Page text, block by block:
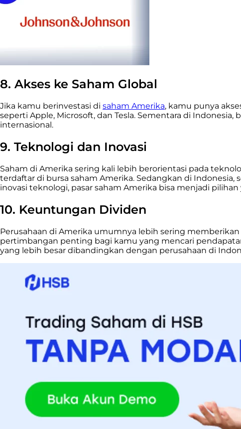
8. Akses ke Saham Global
Jika kamu berinvestasi di saham Amerika, kamu punya
seperti Apple, Microsoft, dan Tesla. Sementara di
internasional.
9. Teknologi dan Inovasi
Saham di Amerika sering kali lebih berorientasi pada
terdaftar di bursa saham Amerika. Sedangkan di
inovasi teknologi, pasar saham Amerika bisa menjadi
10. Keuntungan Dividen
Perusahaan di Amerika umumnya lebih sering
pertimbangan penting bagi kamu yang mencari
yang lebih besar dibandingkan dengan perusahaan di